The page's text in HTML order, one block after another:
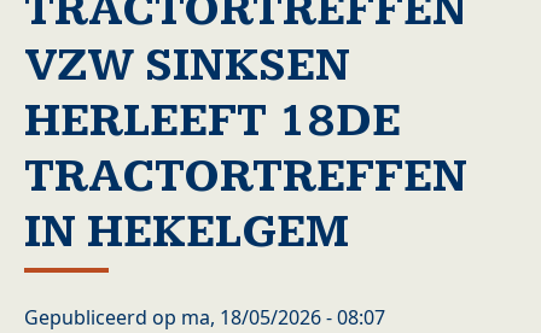
VZW SINKSEN
HERLEEFT 18DE
TRACTORTREFFEN
IN HEKELGEM
Gepubliceerd op ma, 18/05/2026 - 08:07